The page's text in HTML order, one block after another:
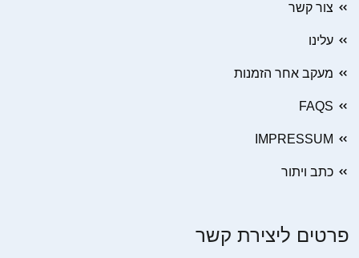
צור קשר
עלינו
מעקב אחר הזמנות
FAQS
IMPRESSUM
כתב ויתור
פרטים ליצירת קשר